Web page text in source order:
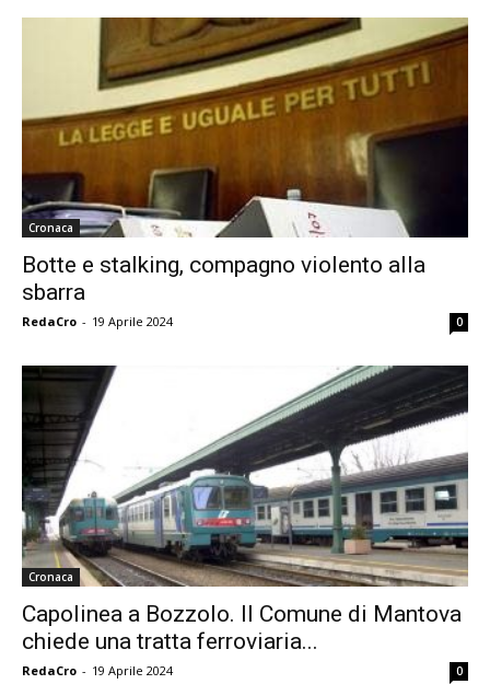
Cronaca
Botte e stalking, compagno violento alla
sbarra
RedaCro - 19 Aprile 2024 0
Cronaca
Capolinea a Bozzolo. Il Comune di Mantova
chiede una tratta ferroviaria...
RedaCro - 19 Aprile 2024 0